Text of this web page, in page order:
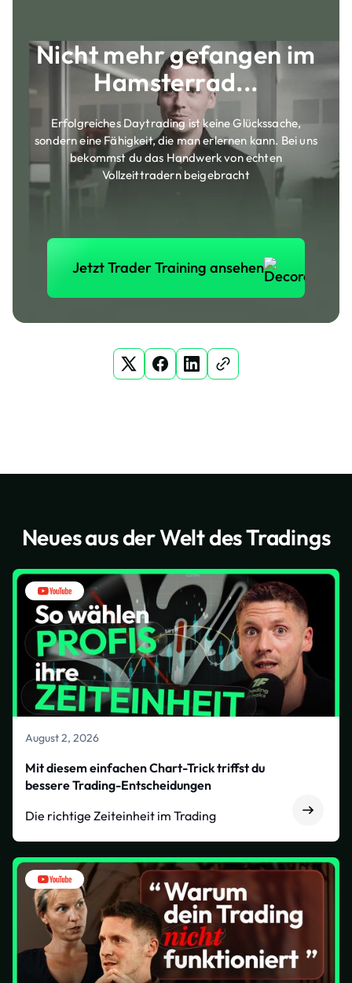
Nicht mehr gefangen im
Hamsterrad...
Erfolgreiches Daytrading ist keine Glückssache,
sondern eine Fähigkeit, die man erlernen kann. Bei uns
bekommst du das Handwerk von echten
Vollzeittradern beigebracht
Jetzt Trader Training ansehen
Jetzt Trader Training
Neues aus der Welt des Tradings
August 2, 2026
Mit diesem einfachen Chart-Trick triffst du
bessere Trading-Entscheidungen
Die richtige Zeiteinheit im Trading